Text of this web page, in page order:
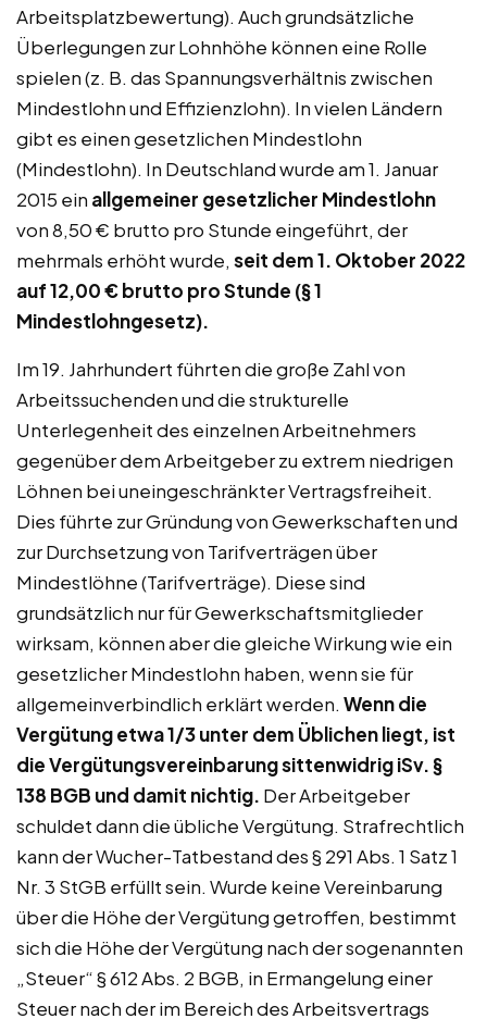
Arbeitsplatzbewertung). Auch grundsätzliche
Überlegungen zur Lohnhöhe können eine Rolle
spielen (z. B. das Spannungsverhältnis zwischen
Mindestlohn und Effizienzlohn). In vielen Ländern
gibt es einen gesetzlichen Mindestlohn
(Mindestlohn). In Deutschland wurde am 1. Januar
2015 ein allgemeiner gesetzlicher Mindestlohn
von 8,50 € brutto pro Stunde eingeführt, der
mehrmals erhöht wurde, seit dem 1. Oktober 2022
auf 12,00 € brutto pro Stunde (§ 1
Mindestlohngesetz).
Im 19. Jahrhundert führten die große Zahl von
Arbeitssuchenden und die strukturelle
Unterlegenheit des einzelnen Arbeitnehmers
gegenüber dem Arbeitgeber zu extrem niedrigen
Löhnen bei uneingeschränkter Vertragsfreiheit.
Dies führte zur Gründung von Gewerkschaften und
zur Durchsetzung von Tarifverträgen über
Mindestlöhne (Tarifverträge). Diese sind
grundsätzlich nur für Gewerkschaftsmitglieder
wirksam, können aber die gleiche Wirkung wie ein
gesetzlicher Mindestlohn haben, wenn sie für
allgemeinverbindlich erklärt werden. Wenn die
Vergütung etwa 1/3 unter dem Üblichen liegt, ist
die Vergütungsvereinbarung sittenwidrig iSv. §
138 BGB und damit nichtig. Der Arbeitgeber
schuldet dann die übliche Vergütung. Strafrechtlich
kann der Wucher-Tatbestand des § 291 Abs. 1 Satz 1
Nr. 3 StGB erfüllt sein. Wurde keine Vereinbarung
über die Höhe der Vergütung getroffen, bestimmt
sich die Höhe der Vergütung nach der sogenannten
„Steuer“ § 612 Abs. 2 BGB, in Ermangelung einer
Steuer nach der im Bereich des Arbeitsvertrags